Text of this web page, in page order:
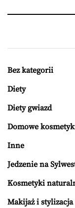
Bez kategorii
Diety
Diety gwiazd
Domowe
Inne
Jedzenie na
Kosmetyki
Makijaż i stylizacja